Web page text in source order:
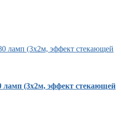
ламп (3х2м, эффект стекающей